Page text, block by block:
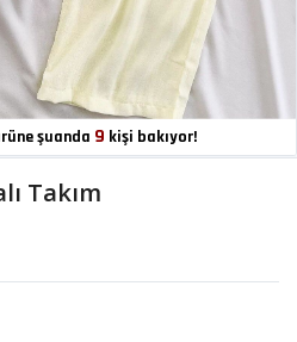
şuanda 9 kişi bakıyor!
Takım